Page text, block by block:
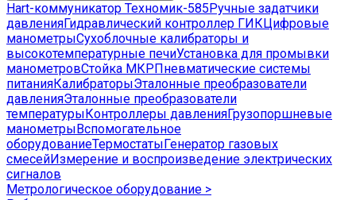
Hart-коммуникатор Техномик-585 Ручные задатчики
давленияГидравлический контроллер ГИКЦифровые
манометрыСухоблочные калибраторы и
высокотемпературные печиУстановка для промывки
манометровСтойка МКР Пневматические системы
питанияКалибраторыЭталонные преобразователи
давленияЭталонные преобразователи
температуры Контроллеры давленияГрузопоршневые
манометры Вспомогательное
оборудованиеТермостаты Генератор газовых
смесейИзмерение и воспроизведение электрических
сигналов
Метрологическое оборудование >